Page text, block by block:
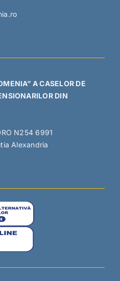
A CASELOR DE
DIN
N254 6991
Alexandria